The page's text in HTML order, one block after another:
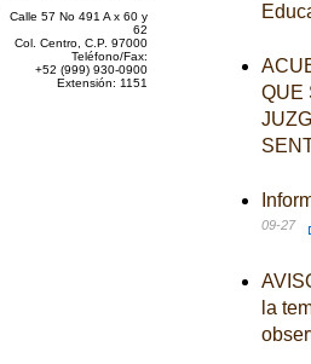
Calle 57 No 491 A x 60 y
62
Col. Centro, C.P. 97000
Teléfono/Fax:
+52 (999) 930-0900
Extensión: 1151
QUE
09-27
la